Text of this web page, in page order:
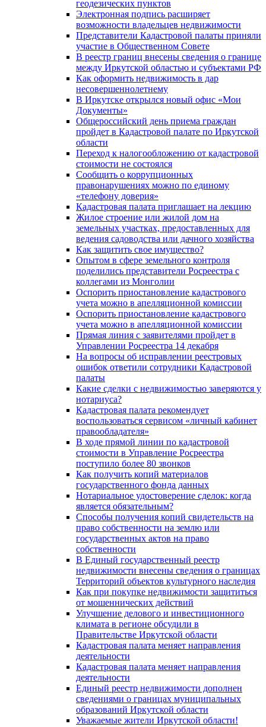
геодезических пунктов
Электронная подпись расширяет
возможности владельцев недвижимости
Представители Кадастровой палаты приняли
участие в Общественном Совете
В реестр границ внесены сведения о границе
между Иркутской областью и субъектами РФ
Как оформить недвижимость в дар
несовершеннолетнему
В Иркутске открылся новый офис «Мои
Документы»
Общероссийский день приема граждан
пройдет в Кадастровой палате по Иркутской
области
Переход к налогообложению от кадастровой
стоимости не состоялся
Сообщить о коррупционных
правонарушениях можно по единому
«телефону доверия»
Кадастровая палата приглашает на лекцию
Жилое строение или жилой дом на
земельных участках, предоставленных для
ведения садоводства или дачного хозяйства
Как защитить свое имущество?
Опытом в сфере земельного контроля
поделились представители Росреестра с
коллегами из Монголии
Оспорить приостановление кадастрового
учета можно в апелляционной комиссии
Оспорить приостановление кадастрового
учета можно в апелляционной комиссии
Прямая линия с заявителями пройдет в
Управлении Росреестра 14 декабря
На вопросы об исправлении реестровых
ошибок ответили сотрудники Кадастровой
палаты
Какие сделки с недвижимостью заверяются у
нотариуса?
Кадастровая палата рекомендует
воспользоваться сервисом «личный кабинет
правообладателя»
В ходе прямой линии по кадастровой
стоимости в Управление Росреестра
поступило более 80 звонков
Как получить копий материалов
государственного фонда данных
Нотариальное удостоверение сделок: когда
является обязательным?
Способы получения копий свидетельств на
право собственности на землю или
государственных актов на право
собственности
В Единый государственный реестр
недвижимости внесены сведения о границах
Территорий объектов культурного наследия
Как при покупке недвижимости защититься
от мошеннических действий
Улучшение делового и инвестиционного
климата в регионе обсудили в
Правительстве Иркутской области
Кадастровая палата меняет направления
деятельности
Кадастровая палата меняет направления
деятельности
Единый реестр недвижимости дополнен
сведениями о границах муниципальных
образований Иркутской области
Уважаемые жители Иркутской области!